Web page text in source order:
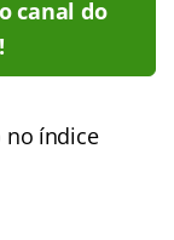
canal do
no índice